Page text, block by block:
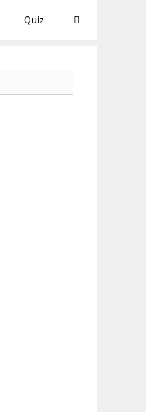
Quiz